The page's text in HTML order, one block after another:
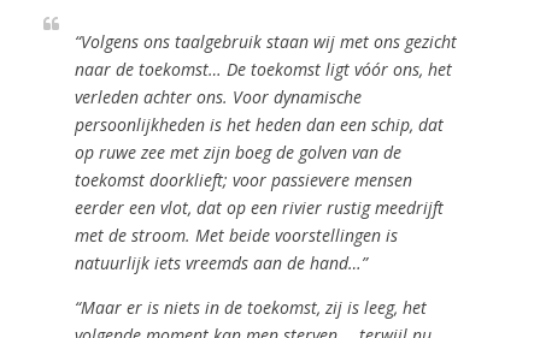
“Volgens ons taalgebruik staan wij met ons gezicht
naar de toekomst… De toekomst ligt vóór ons, het
verleden achter ons. Voor dynamische
persoonlijkheden is het heden dan een schip, dat
op ruwe zee met zijn boeg de golven van de
toekomst doorklieft; voor passievere mensen
eerder een vlot, dat op een rivier rustig meedrijft
met de stroom. Met beide voorstellingen is
natuurlijk iets vreemds aan de hand…”
“Maar er is niets in de toekomst, zij is leeg, het